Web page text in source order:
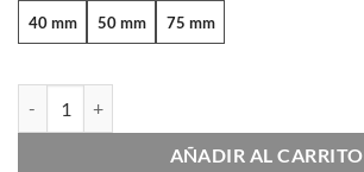
40 mm 50 mm 75 mm
AÑADIR AL CARRITO